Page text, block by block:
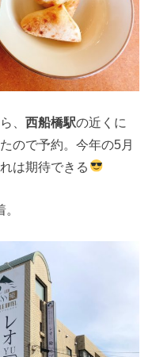
、西船橋駅の近くに
ので予約。今年の5月
は期待できる